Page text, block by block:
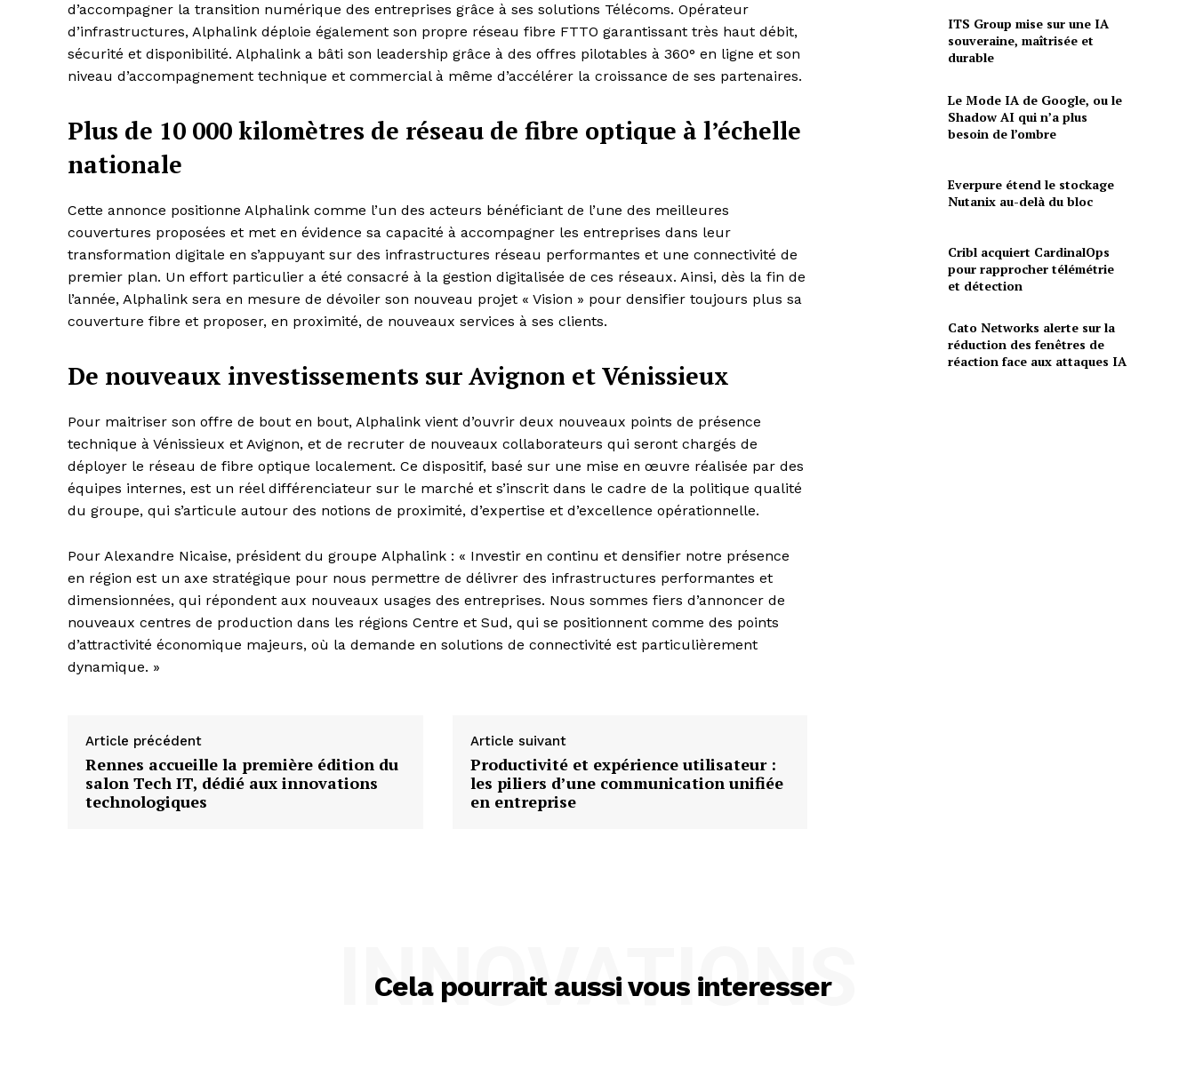
d’accompagner la transition numérique des entreprises grâce à ses solutions Télécoms. Opérateur
d’infrastructures, Alphalink déploie également son propre réseau fibre FTTO garantissant très haut débit,
sécurité et disponibilité. Alphalink a bâti son leadership grâce à des offres pilotables à 360° en ligne et son
niveau d’accompagnement technique et commercial à même d’accélérer la croissance de ses partenaires.
Plus de 10 000 kilomètres de réseau de fibre optique à l’échelle
nationale
Cette annonce positionne Alphalink comme l’un des acteurs bénéficiant de l’une des meilleures
couvertures proposées et met en évidence sa capacité à accompagner les entreprises dans leur
transformation digitale en s’appuyant sur des infrastructures réseau performantes et une connectivité de
premier plan. Un effort particulier a été consacré à la gestion digitalisée de ces réseaux. Ainsi, dès la fin de
l’année, Alphalink sera en mesure de dévoiler son nouveau projet « Vision » pour densifier toujours plus sa
couverture fibre et proposer, en proximité, de nouveaux services à ses clients.
De nouveaux investissements sur Avignon et Vénissieux
Pour maitriser son offre de bout en bout, Alphalink vient d’ouvrir deux nouveaux points de présence
technique à Vénissieux et Avignon, et de recruter de nouveaux collaborateurs qui seront chargés de
déployer le réseau de fibre optique localement. Ce dispositif, basé sur une mise en œuvre réalisée par des
équipes internes, est un réel différenciateur sur le marché et s’inscrit dans le cadre de la politique qualité
du groupe, qui s’articule autour des notions de proximité, d’expertise et d’excellence opérationnelle.
Pour Alexandre Nicaise, président du groupe Alphalink : « Investir en continu et densifier notre présence
en région est un axe stratégique pour nous permettre de délivrer des infrastructures performantes et
dimensionnées, qui répondent aux nouveaux usages des entreprises. Nous sommes fiers d’annoncer de
nouveaux centres de production dans les régions Centre et Sud, qui se positionnent comme des points
d’attractivité économique majeurs, où la demande en solutions de connectivité est particulièrement
dynamique. »
Article précédent
Rennes accueille la première édition du
salon Tech IT, dédié aux innovations
technologiques
Article suivant
Productivité et expérience utilisateur :
les piliers d’une communication unifiée
en entreprise
ITS Group mise sur une IA
souveraine, maîtrisée et
durable
Le Mode IA de Google, ou le
Shadow AI qui n’a plus
besoin de l’ombre
Everpure étend le stockage
Nutanix au-delà du bloc
Cribl acquiert CardinalOps
pour rapprocher télémétrie
et détection
Cato Networks alerte sur la
réduction des fenêtres de
réaction face aux attaques IA
Cela pourrait aussi vous interesser
INNOVATIONS